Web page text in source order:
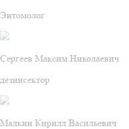
Энтомолог
Сергеев Максим Николаевич
дезинсектор
Малкин Кирилл Васильевич